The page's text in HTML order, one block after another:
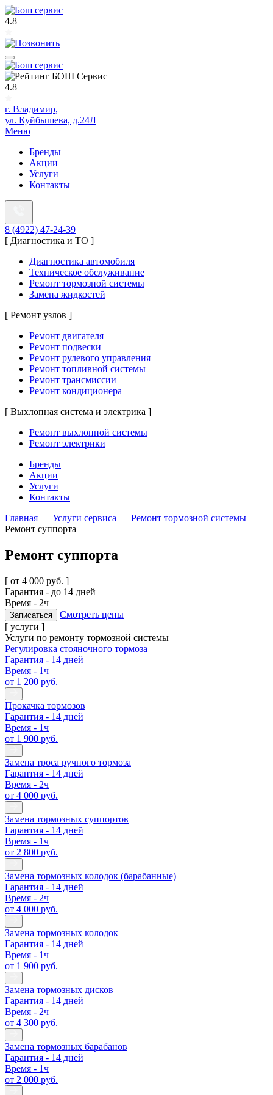
4.8
4.8
г. Владимир,
ул. Куйбышева, д.24Л
Меню
Бренды
Акции
Услуги
Контакты
8 (4922) 47-24-39
[ Диагностика и ТО ]
Диагностика автомобиля
Техническое обслуживание
Ремонт тормозной системы
Замена жидкостей
[ Ремонт узлов ]
Ремонт двигателя
Ремонт подвески
Ремонт рулевого управления
Ремонт топливной системы
Ремонт трансмиссии
Ремонт кондиционера
[ Выхлопная система и электрика ]
Ремонт выхлопной системы
Ремонт электрики
Бренды
Акции
Услуги
Контакты
Главная — Услуги сервиса — Ремонт тормозной системы —
Ремонт суппорта
Ремонт суппорта
[ от 4 000 руб. ]
Гарантия - до 14 дней
Время - 2ч
Записаться
Смотреть цены
[ услуги ]
Услуги по ремонту тормозной системы
Регулировка стояночного тормоза
Гарантия - 14 дней
Время - 1ч
от 1 200 руб.
Прокачка тормозов
Гарантия - 14 дней
Время - 1ч
от 1 900 руб.
Замена троса ручного тормоза
Гарантия - 14 дней
Время - 2ч
от 4 000 руб.
Замена тормозных суппортов
Гарантия - 14 дней
Время - 1ч
от 2 800 руб.
Замена тормозных колодок (барабанные)
Гарантия - 14 дней
Время - 2ч
от 4 000 руб.
Замена тормозных колодок
Гарантия - 14 дней
Время - 1ч
от 1 900 руб.
Замена тормозных дисков
Гарантия - 14 дней
Время - 2ч
от 4 300 руб.
Замена тормозных барабанов
Гарантия - 14 дней
Время - 1ч
от 2 000 руб.